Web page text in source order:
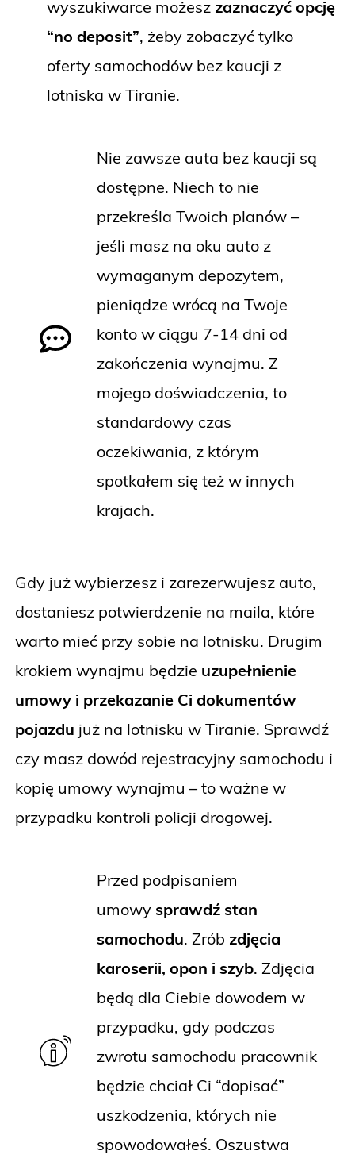
wyszukiwarce możesz zaznaczyć opcję
“no deposit”, żeby zobaczyć tylko
oferty samochodów bez kaucji z
lotniska w Tiranie.
Nie zawsze auta bez kaucji są
dostępne. Niech to nie
przekreśla Twoich planów –
jeśli masz na oku auto z
wymaganym depozytem,
pieniądze wrócą na Twoje
konto w ciągu 7-14 dni od
zakończenia wynajmu. Z
mojego doświadczenia, to
standardowy czas
oczekiwania, z którym
spotkałem się też w innych
krajach.
Gdy już wybierzesz i zarezerwujesz auto,
dostaniesz potwierdzenie na maila, które
warto mieć przy sobie na lotnisku. Drugim
krokiem wynajmu będzie uzupełnienie
umowy i przekazanie Ci dokumentów
pojazdu już na lotnisku w Tiranie. Sprawdź
czy masz dowód rejestracyjny samochodu i
kopię umowy wynajmu – to ważne w
przypadku kontroli policji drogowej.
Przed podpisaniem
umowy sprawdź stan
samochodu. Zrób zdjęcia
karoserii, opon i szyb. Zdjęcia
będą dla Ciebie dowodem w
przypadku, gdy podczas
zwrotu samochodu pracownik
będzie chciał Ci “dopisać”
uszkodzenia, których nie
spowodowałeś. Oszustwa